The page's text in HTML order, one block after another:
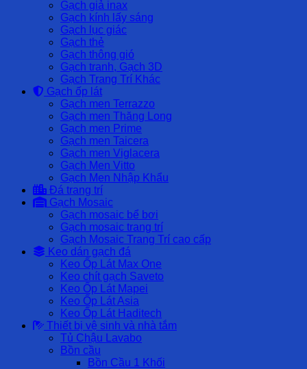
Gạch giả inax
Gạch kính lấy sáng
Gạch lục giác
Gạch thẻ
Gạch thông gió
Gạch tranh, Gạch 3D
Gạch Trang Trí Khác
Gạch ốp lát
Gạch men Terrazzo
Gạch men Thăng Long
Gạch men Prime
Gạch men Taicera
Gạch men Viglacera
Gạch Men Vitto
Gạch Men Nhập Khẩu
Đá trang trí
Gạch Mosaic
Gạch mosaic bể bơi
Gạch mosaic trang trí
Gạch Mosaic Trang Trí cao cấp
Keo dán gạch đá
Keo Ốp Lát Max One
Keo chít gạch Saveto
Keo Ốp Lát Mapei
Keo Ốp Lát Asia
Keo Ốp Lát Haditech
Thiết bị vệ sinh và nhà tắm
Tủ Chậu Lavabo
Bồn cầu
Bồn Cầu 1 Khối